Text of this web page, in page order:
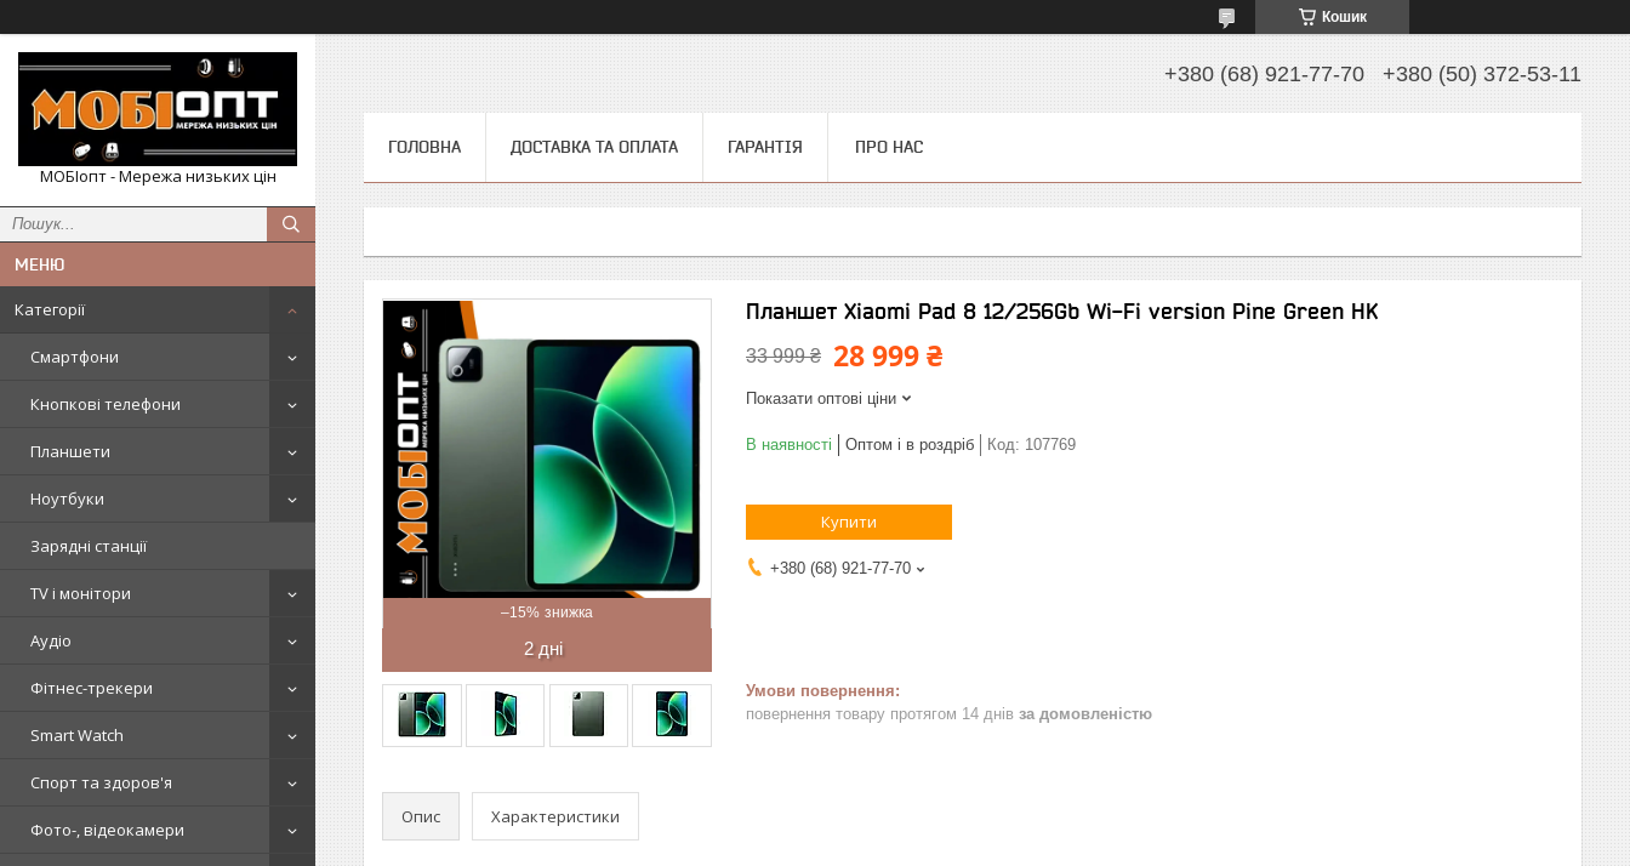
Кошик
МОБІопт - Мережа низьких цін
Категорії
Смартфони
Кнопкові телефони
Планшети
Ноутбуки
Зарядні станції
TV і монітори
Аудіо
Фітнес-трекери
Smart Watch
Спорт та здоров'я
Фото-, відеокамери
+380 (68) 921-77-70 +380 (50) 372-53-11
ГОЛОВНА ДОСТАВКА ТА ОПЛАТА ГАРАНТІЯ ПРО НАС
–15%
2 дні
Планшет Xiaomi Pad 8 12/256Gb Wi-Fi version Pine Green HK
33 999 ₴ 28 999 ₴
Показати оптові ціни
В наявності Оптом і в роздріб Код: 107769
Купити
+380 (68) 921-77-70
повернення товару протягом 14 днів за домовленістю
Опис Характеристики